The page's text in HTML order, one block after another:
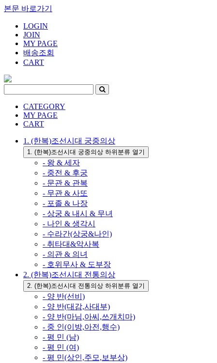
본문 바로가기
LOGIN
JOIN
MY PAGE
배송조회
CART
CATEGORY
MY PAGE
CART
1. (한복)조선시대 궁중의상
1. (한복)조선시대 궁중의상 하위분류 열기
- 왕 & 세자
- 중전 & 후궁
- 문관 & 관복
- 무관 & 사또
- 포졸 & 나장
- 상궁 & 내시 & 무녀
- 나인 & 생각시
- 수라간(상궁&나인)
- 취타대&악사복
- 의관 & 의녀
- 호위무사 & 도부장
2. (한복)조선시대 전통의상
2. (한복)조선시대 전통의상 하위분류 열기
- 양 반(선비)
- 양 반(대감,사대부)
- 양 반(마님,아씨,쓰개치마)
- 중 인(이방,아전,행수)
- 평 민 (남)
- 평 민 (여)
- 평 민(상인,주모,보부상)